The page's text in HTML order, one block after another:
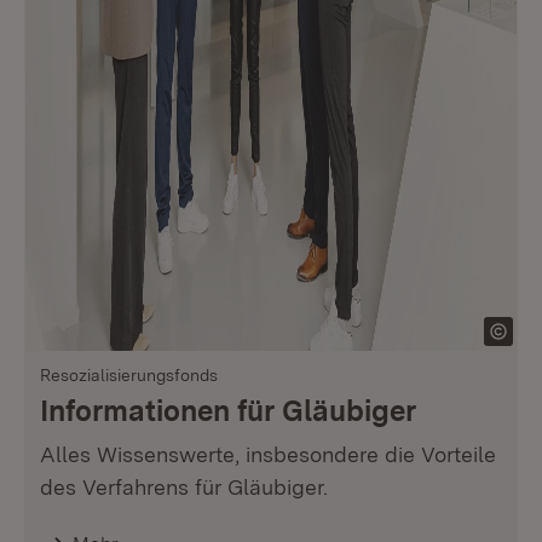
Resozialisierungsfonds
Informationen für Gläubiger
Alles Wissenswerte, insbesondere die Vorteile
des Verfahrens für Gläubiger.